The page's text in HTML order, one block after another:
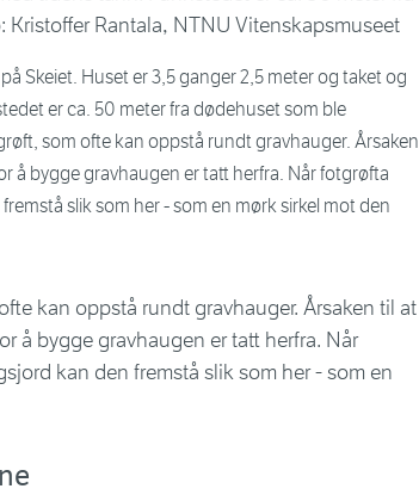
Skeiet. Huset er 3,5 ganger 2,5 meter og taket og
er ca. 50 meter fra dødehuset som ble
som ofte kan oppstå rundt gravhauger. Årsaken
å bygge gravhaugen er tatt herfra. Når fotgrøfta
slik som her - som en mørk sirkel mot den
kan oppstå rundt gravhauger. Årsaken til at
å bygge gravhaugen er tatt herfra. Når
kan den fremstå slik som her - som en